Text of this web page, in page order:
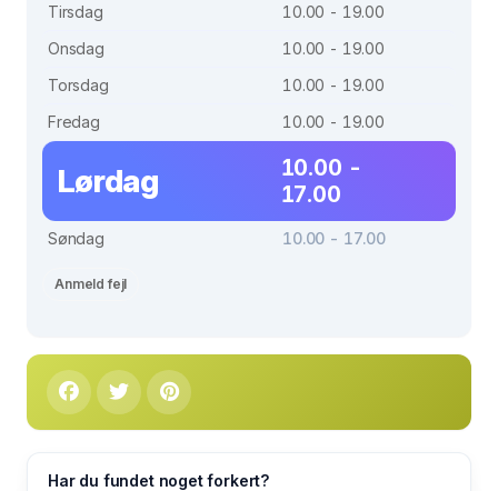
Tirsdag
10.00 - 19.00
Onsdag
10.00 - 19.00
Torsdag
10.00 - 19.00
Fredag
10.00 - 19.00
Lørdag
10.00 -
17.00
Søndag 10.00 - 17.00
Anmeld fejl
Har du fundet noget forkert?